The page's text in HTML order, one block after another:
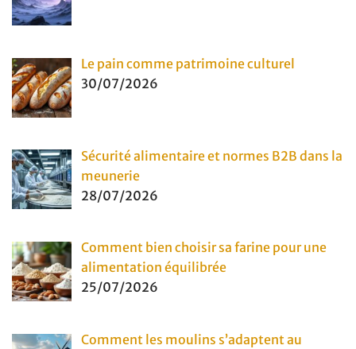
Le pain comme patrimoine culturel
30/07/2026
Sécurité alimentaire et normes B2B dans la
meunerie
28/07/2026
Comment bien choisir sa farine pour une
alimentation équilibrée
25/07/2026
Comment les moulins s’adaptent au